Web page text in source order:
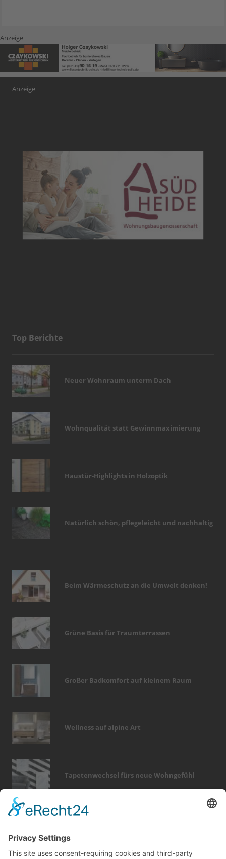
Anzeige
Anzeige
Top Berichte
Neuer Wohnraum unterm Dach
Wohnqualität statt Gewinnmaximierung
Haustür-Highlights in Holzoptik
Natürlich schön, pflegeleicht und nachhaltig
Beim Wärmeschutz an die Umwelt denken!
Grüne Basis für Traumterrassen
Großer Badkomfort auf kleinem Raum
Wellness auf alpine Art
Tapetenwechsel fürs neue Wohngefühl